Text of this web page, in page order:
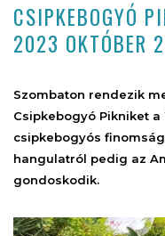
CSIPKEBOGYÓ
2023 OKTÓBER
Szombaton rendezik
Csipkebogyó Pikniket
csipkebogyós
hangulatról pedig az
gondoskodik.